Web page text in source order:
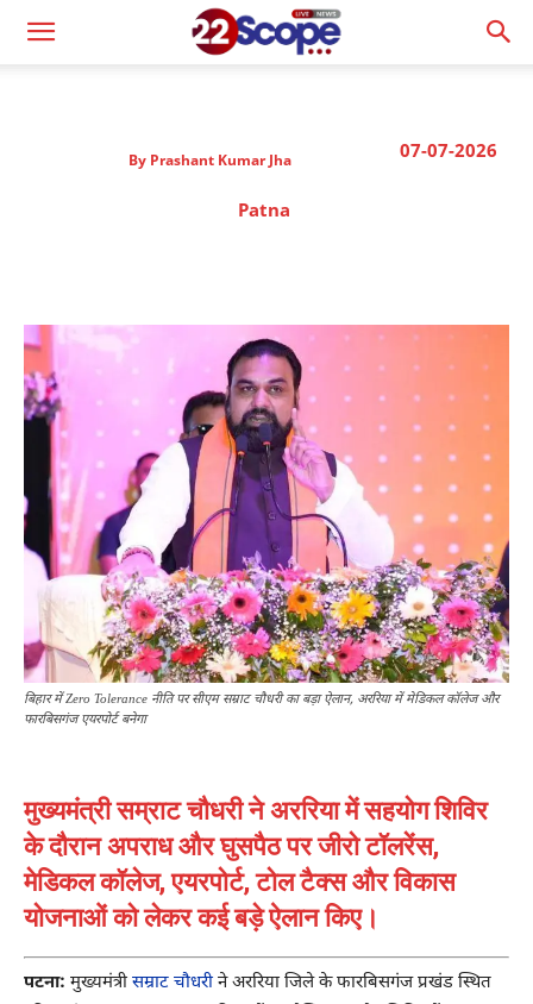
07-07-2026
By Prashant Kumar Jha
Patna
बिहार में Zero Tolerance नीति पर सीएम सम्राट चौधरी का बड़ा ऐलान, अररिया में मेडिकल कॉलेज और
फारबिसगंज एयरपोर्ट बनेगा
मुख्यमंत्री सम्राट चौधरी ने अररिया में सहयोग शिविर
के दौरान अपराध और घुसपैठ पर जीरो टॉलरेंस,
मेडिकल कॉलेज, एयरपोर्ट, टोल टैक्स और विकास
योजनाओं को लेकर कई बड़े ऐलान किए।
पटना: मुख्यमंत्री सम्राट चौधरीने अररिया जिले के फारबिसगंज प्रखंड स्थित